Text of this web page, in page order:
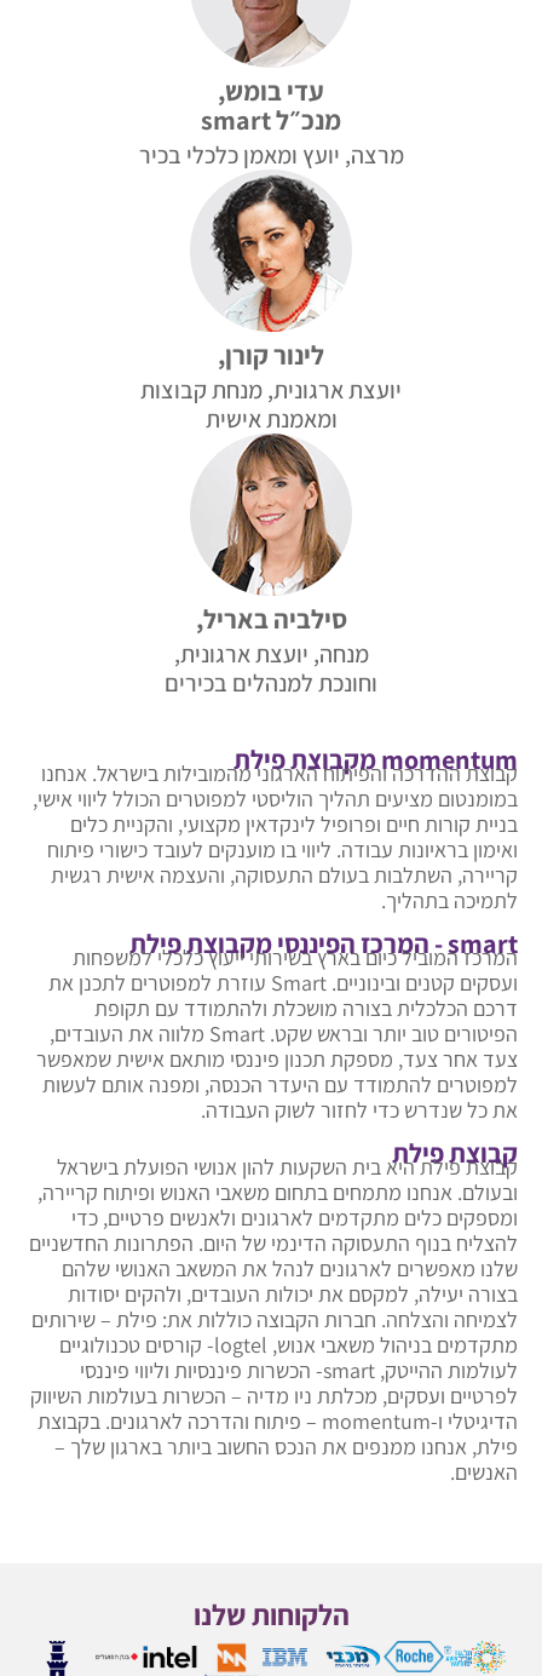
עדי בומש,
מנכ״ל smart
מרצה, יועץ ומאמן כלכלי בכיר
לינור קורן,
יועצת ארגונית, מנחת קבוצות
ומאמנת אישית
סילביה באריל,
מנחה, יועצת ארגונית,
וחונכת למנהלים בכירים
momentum מקבוצת פילת
קבוצת ההדרכה והפיתוח הארגוני מהמובילות בישראל. אנחנו
במומנטום מציעים תהליך הוליסטי למפוטרים הכולל ליווי אישי,
בניית קורות חיים ופרופיל לינקדאין מקצועי, והקניית כלים
ואימון בראיונות עבודה. ליווי בו מוענקים לעובד כישורי פיתוח
קריירה, השתלבות בעולם התעסוקה, והעצמה אישית רגשית
לתמיכה בתהליך.
smart - המרכז הפיננסי מקבוצת פילת
המרכז המוביל כיום בארץ בשירותי ייעוץ כלכלי למשפחות
ועסקים קטנים ובינוניים. Smart עוזרת למפוטרים לתכנן את
דרכם הכלכלית בצורה מושכלת ולהתמודד עם תקופת
הפיטורים טוב יותר ובראש שקט. Smart מלווה את העובדים,
צעד אחר צעד, מספקת תכנון פיננסי מותאם אישית שמאפשר
למפוטרים להתמודד עם היעדר הכנסה, ומפנה אותם לעשות
את כל שנדרש כדי לחזור לשוק העבודה.
קבוצת פילת
קבוצת פילת היא בית השקעות להון אנושי הפועלת בישראל
ובעולם. אנחנו מתמחים בתחום משאבי האנוש ופיתוח קריירה,
ומספקים כלים מתקדמים לארגונים ולאנשים פרטיים, כדי
להצליח בנוף התעסוקה הדינמי של היום. הפתרונות החדשניים
שלנו מאפשרים לארגונים לנהל את המשאב האנושי שלהם
בצורה יעילה, למקסם את יכולות העובדים, ולהקים יסודות
לצמיחה והצלחה. חברות הקבוצה כוללות את: פילת – שירותים
מתקדמים בניהול משאבי אנוש, logtel- קורסים טכנולוגיים
לעולמות ההייטק, smart- הכשרות פיננסיות וליווי פיננסי
לפרטיים ועסקים, מכלתת ניו מדיה – הכשרות בעולמות השיווק
הדיגיטלי ו-momentum – פיתוח והדרכה לארגונים. בקבוצת
פילת, אנחנו ממנפים את הנכס החשוב ביותר בארגון שלך –
האנשים.
הלקוחות שלנו